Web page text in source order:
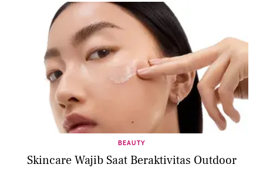
BEAUTY
Skincare Wajib Saat Beraktivitas Outdoor